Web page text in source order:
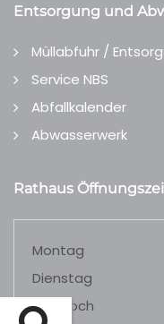
Entsorgung und
Müllabfuhr /
Service NBS
Abfallkalender
Abwasserwerk
Rathaus
Montag
Dienstag
Mittwoch